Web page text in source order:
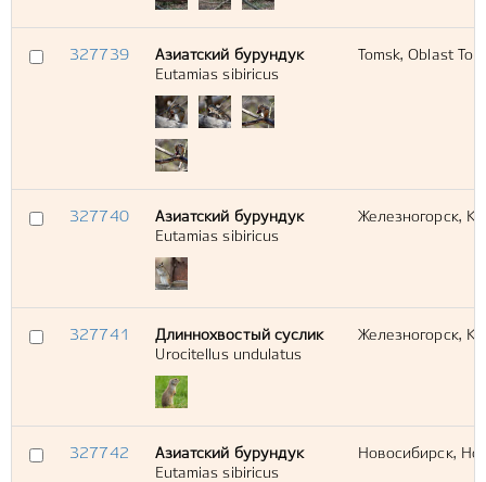
327739
Азиатский бурундук
Eutamias sibiricus
Tomsk, Oblast
327740
Азиатский бурундук
Eutamias sibiricus
Железногорск,
327741
Длиннохвостый суслик
Urocitellus undulatus
Железногорск,
327742
Азиатский бурундук
Eutamias sibiricus
Новосибирск,